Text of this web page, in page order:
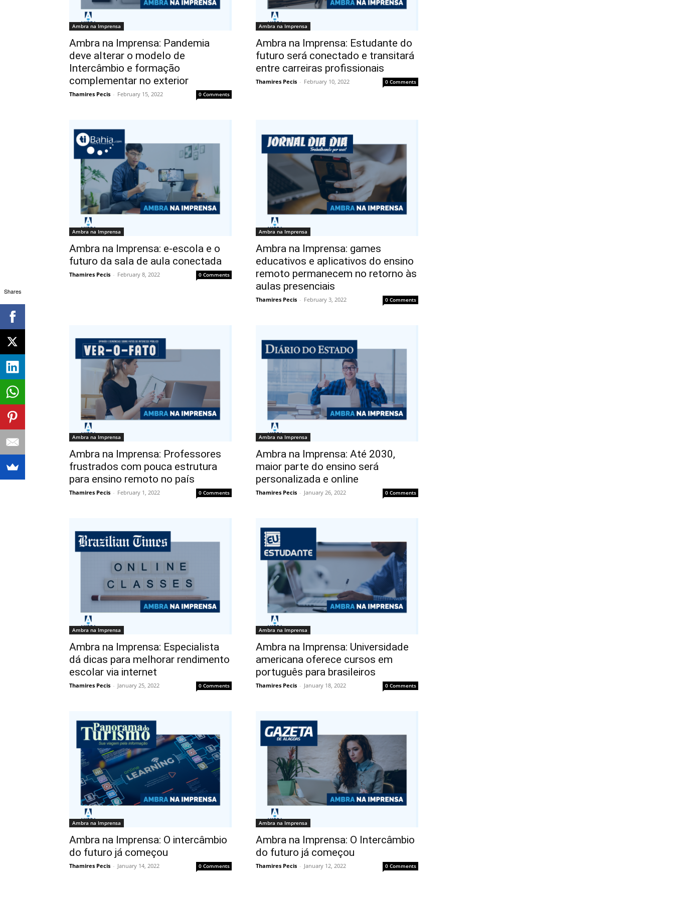
Ambra na Imprensa
Ambra na Imprensa: Pandemia
deve alterar o modelo de
Intercâmbio e formação
complementar no exterior
Thamires Pecis - February 15, 2022 0 Comments
Ambra na Imprensa
Ambra na Imprensa: Estudante do
futuro será conectado e transitará
entre carreiras profissionais
Thamires Pecis - February 10, 2022 0 Comments
Ambra na Imprensa
Ambra na Imprensa: e-escola e o
futuro da sala de aula conectada
Thamires Pecis - February 8, 2022 0 Comments
Ambra na Imprensa
Ambra na Imprensa: games
educativos e aplicativos do ensino
remoto permanecem no retorno às
aulas presenciais
Thamires Pecis - February 3, 2022 0 Comments
Ambra na Imprensa
Ambra na Imprensa: Professores
frustrados com pouca estrutura
para ensino remoto no país
Thamires Pecis - February 1, 2022 0 Comments
Ambra na Imprensa
Ambra na Imprensa: Até 2030,
maior parte do ensino será
personalizada e online
Thamires Pecis - January 26, 2022 0 Comments
Ambra na Imprensa
Ambra na Imprensa: Especialista
dá dicas para melhorar rendimento
escolar via internet
Thamires Pecis - January 25, 2022 0 Comments
Ambra na Imprensa
Ambra na Imprensa: Universidade
americana oferece cursos em
português para brasileiros
Thamires Pecis - January 18, 2022 0 Comments
Ambra na Imprensa
Ambra na Imprensa: O intercâmbio
do futuro já começou
Thamires Pecis - January 14, 2022 0 Comments
Ambra na Imprensa
Ambra na Imprensa: O Intercâmbio
do futuro já começou
Thamires Pecis - January 12, 2022 0 Comments
Shares